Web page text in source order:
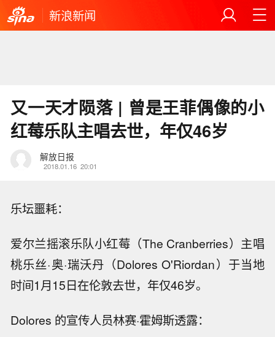
新浪新闻
又一天才陨落 | 曾是王菲偶像的小
红莓乐队主唱去世，年仅46岁
解放日报
2018.01.16 20:01
乐坛噩耗：
爱尔兰摇滚乐队小红莓（The Cranberries）主唱
桃乐丝·奥·瑞沃丹（Dolores O'Riordan）于当地
时间1月15日在伦敦去世，年仅46岁。
Dolores 的宣传人员林赛·霍姆斯透露：